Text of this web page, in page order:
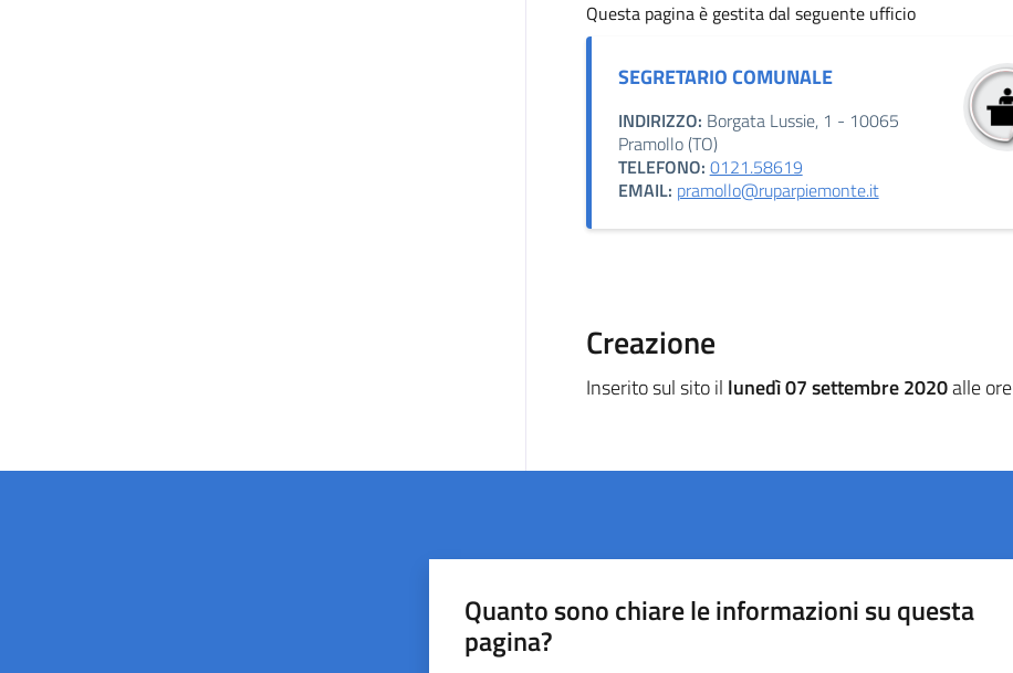
Questa pagina è gestita dal seguente ufficio
SEGRETARIO COMUNALE
INDIRIZZO: Borgata Lussie, 1 - 10065
Pramollo (TO)
TELEFONO: 0121.58619
EMAIL: pramollo@ruparpiemonte.it
Creazione
Inserito sul sito il lunedì 07 settembre 2020alle ore
Quanto sono chiare le informazioni su questa
pagina?